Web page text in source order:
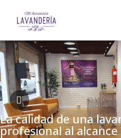
La calidad de una
profesional al